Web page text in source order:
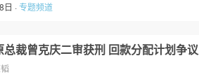
·专题频道
总裁曾克庆二审获刑 回款分配计划争议